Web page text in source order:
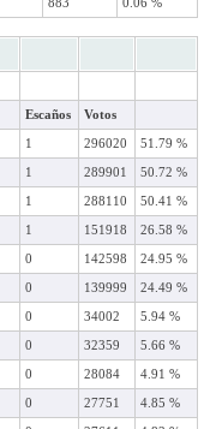
883 0.06 %
Escaños Votos
1 296020 51.79 %
1 289901 50.72 %
1 288110 50.41 %
1 151918 26.58 %
0 142598 24.95 %
0 139999 24.49 %
0 34002 5.94 %
0 32359 5.66 %
0 28084 4.91 %
0 27751 4.85 %